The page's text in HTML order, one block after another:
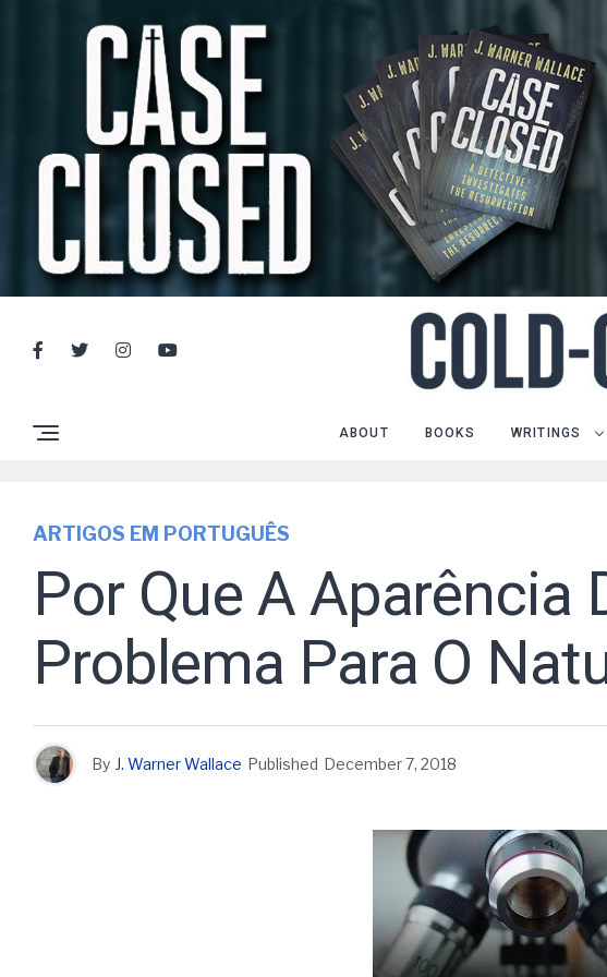
ABOUT BOOKS WRITINGS
ARTIGOS EM PORTUGUÊS
Por Que A Aparência
Problema Para O
By J. Warner Wallace Published December 7, 2018